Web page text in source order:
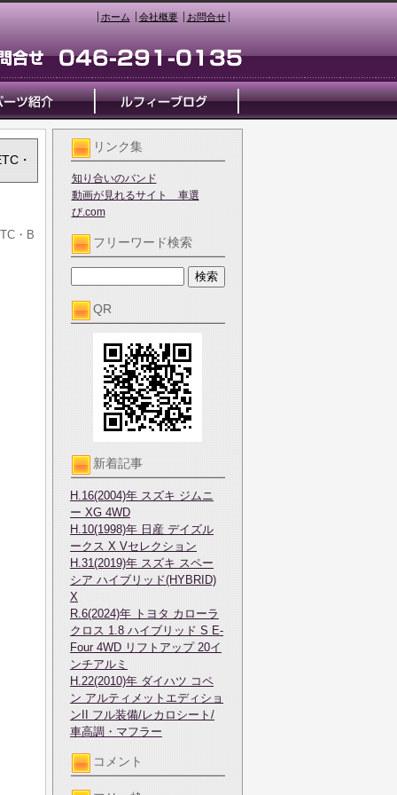
ホーム 会社概要 お問合せ
リンク集
知り合いのバンド
動画が見れるサイト 車選
び.com
フリーワード検索
QR
新着記事
H.16(2004)年 スズキ ジムニ
ー XG 4WD
H.10(1998)年 日産 デイズル
ークス X Vセレクション
H.31(2019)年 スズキ スペー
シア ハイブリッド(HYBRID)
X
R.6(2024)年 トヨタ カローラ
クロス 1.8 ハイブリッド S E-
Four 4WD リフトアップ 20イ
ンチアルミ
H.22(2010)年 ダイハツ コペ
ン アルティメットエディショ
ンII フル装備/レカロシート/
車高調・マフラー
コメント
・
・B